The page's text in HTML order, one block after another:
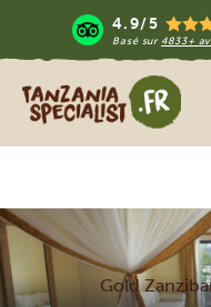
4.9/5
Basé sur 4833+
Tanzania Specialist
Gold